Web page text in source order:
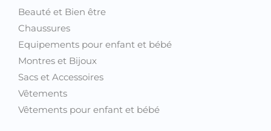
Beauté et Bien être
Chaussures
Equipements pour enfant et bébé
Montres et Bijoux
Sacs et Accessoires
Vêtements
Vêtements pour enfant et bébé